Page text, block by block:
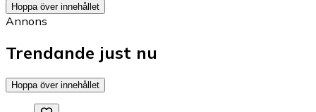
Hoppa över innehållet
Annons
Trendande just nu
Hoppa över innehållet